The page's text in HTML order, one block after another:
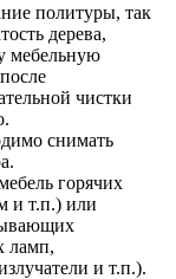
политуры, так
дерева,
мебельную
чистки
снимать
горячих
и т.п.) или
ламп,
и т.п.).